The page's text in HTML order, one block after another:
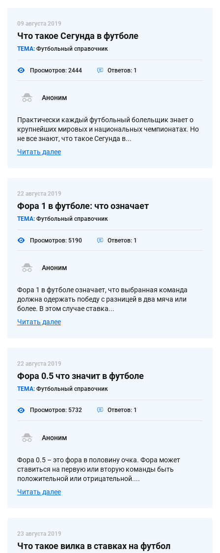
09 августа 2019
Что такое Сегунда в футболе
ТЕМА: Футбольный справочник
Просмотров: 2444 Ответов: 1
Аноним
Практически каждый футбольный болельщик знает о
крупнейших мировых и национальных чемпионатах. Но
не все знают, что такое Сегунда в...
Читать далее
22 августа 2019
Фора 1 в футболе: что означает
ТЕМА: Футбольный справочник
Просмотров: 5190 Ответов: 1
Аноним
Фора 1 в футболе означает, что выбранная команда
должна одержать победу с разницей в два мяча или
более. В этом случае ставка...
Читать далее
22 августа 2019
Фора 0.5 что значит в футболе
ТЕМА: Футбольный справочник
Просмотров: 5732 Ответов: 1
Аноним
Фора 0.5 – это фора в половину очка. Фора может
ставиться на первую или вторую команды быть
положительной или отрицательной....
Читать далее
23 августа 2019
Что такое вилка в ставках на футбол